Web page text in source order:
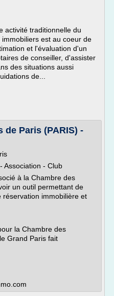
activité traditionnelle du
est au coeur de
et l'évaluation d'un
de conseiller, d'assister
des situations aussi
de...
de Paris (PARIS) -
Association - Club
à la Chambre des
un outil permettant de
immobilière et
la Chambre des
Grand Paris fait